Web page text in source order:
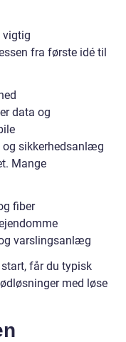
vigtig
fra første idé til
data og
sikkerhedsanlæg
Mange
fiber
varslingsanlæg
får du typisk
med løse